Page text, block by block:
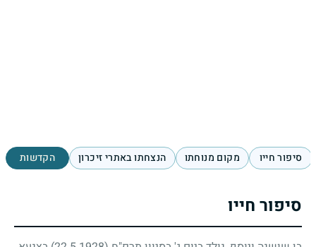
סיפור חייו מקום מנוחתו הנצחתו באתרי זיכרון הקדשות
סיפור חייו